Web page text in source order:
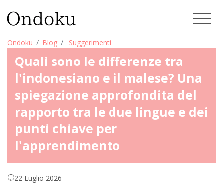
Ondoku Blog Suggerimenti
Quali sono le differenze tra
l'indonesiano e il malese? Una
spiegazione approfondita del
rapporto tra le due lingue e dei
punti chiave per
l'apprendimento
22 Luglio 2026